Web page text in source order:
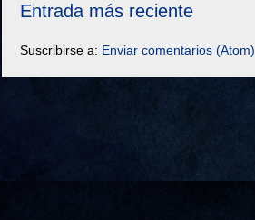
Entrada más reciente
Suscribirse a: Enviar comentarios (Atom)